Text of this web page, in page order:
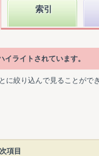
索引
ライトされています。
に絞り込んで見ることがで
項目